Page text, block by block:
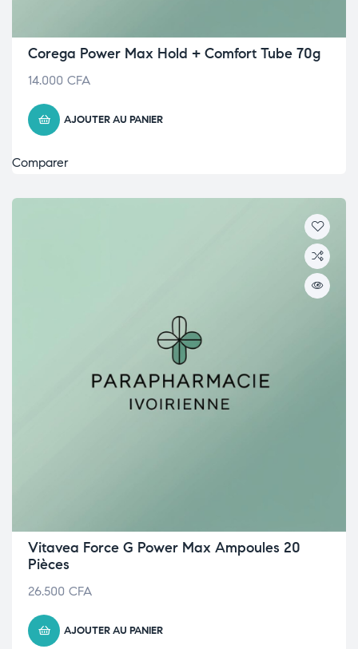
Corega Power Max Hold + Comfort Tube 70g
14.000 CFA
AJOUTER AU PANIER
Comparer
Vitavea Force G Power Max Ampoules 20
Pièces
26.500 CFA
AJOUTER AU PANIER